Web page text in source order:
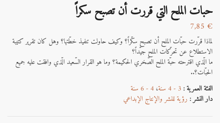
حبات الملح التي قررت أن تصبح سكراً
7,85 €
لماذا قرّرت حبّات الملح أن تصبح سكّراً؟ وكيف حاولت تنفيذ خطّتها؟ وهل كان تقرير كتيبة
الاستطلاع عن تحرّكات الملح جيّداً؟
ما الّذي اقترحته حبّة الملح الصّخري الحكيمة؟ وما هو القرار السّعيد الّذي وافقت عليه جميع
الحبّات؟..
الفئة العمرية :3 - 4 سنة ، 4 - 6 سنة
دار النشر : رؤية للنشر والإنتاج الإبداعي